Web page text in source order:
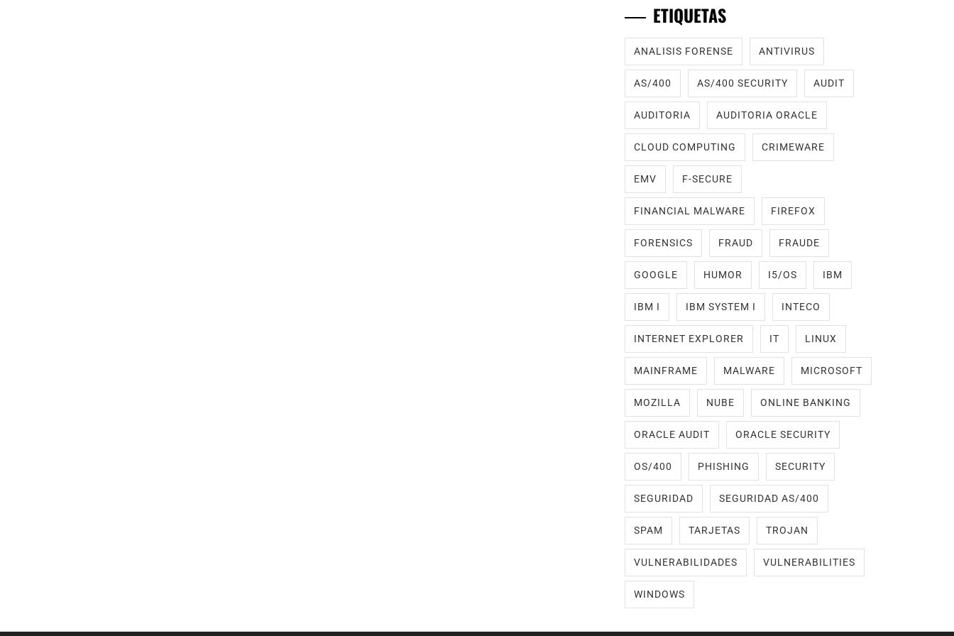
ETIQUETAS
ANALISIS FORENSE ANTIVIRUS
AS/400 AS/400 SECURITY AUDIT
AUDITORIA AUDITORIA ORACLE
CLOUD COMPUTING CRIMEWARE
EMV F-SECURE
FINANCIAL MALWARE FIREFOX
FORENSICS FRAUD FRAUDE
GOOGLE HUMOR I5/OS IBM
IBM I IBM SYSTEM I INTECO
INTERNET EXPLORER IT LINUX
MAINFRAME MALWARE MICROSOFT
MOZILLA NUBE ONLINE BANKING
ORACLE AUDIT ORACLE SECURITY
OS/400 PHISHING SECURITY
SEGURIDAD SEGURIDAD AS/400
SPAM TARJETAS TROJAN
VULNERABILIDADES VULNERABILITIES
WINDOWS